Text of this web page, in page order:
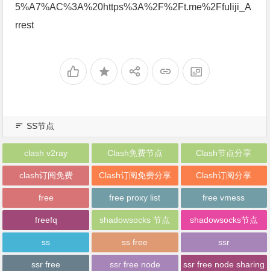
5%A7%AC%3A%20https%3A%2F%2Ft.me%2Ffuliji_A
rrest
SS节点
clash v2ray Clash免费节点 Clash节点分享
clash订阅免费 Clash订阅免费分享 Clash订阅分享
free free proxy list free vmess
freefq shadowsocks 节点 shadowsocks节点
ss ss free ssr
ssr free ssr free node ssr free node sharing